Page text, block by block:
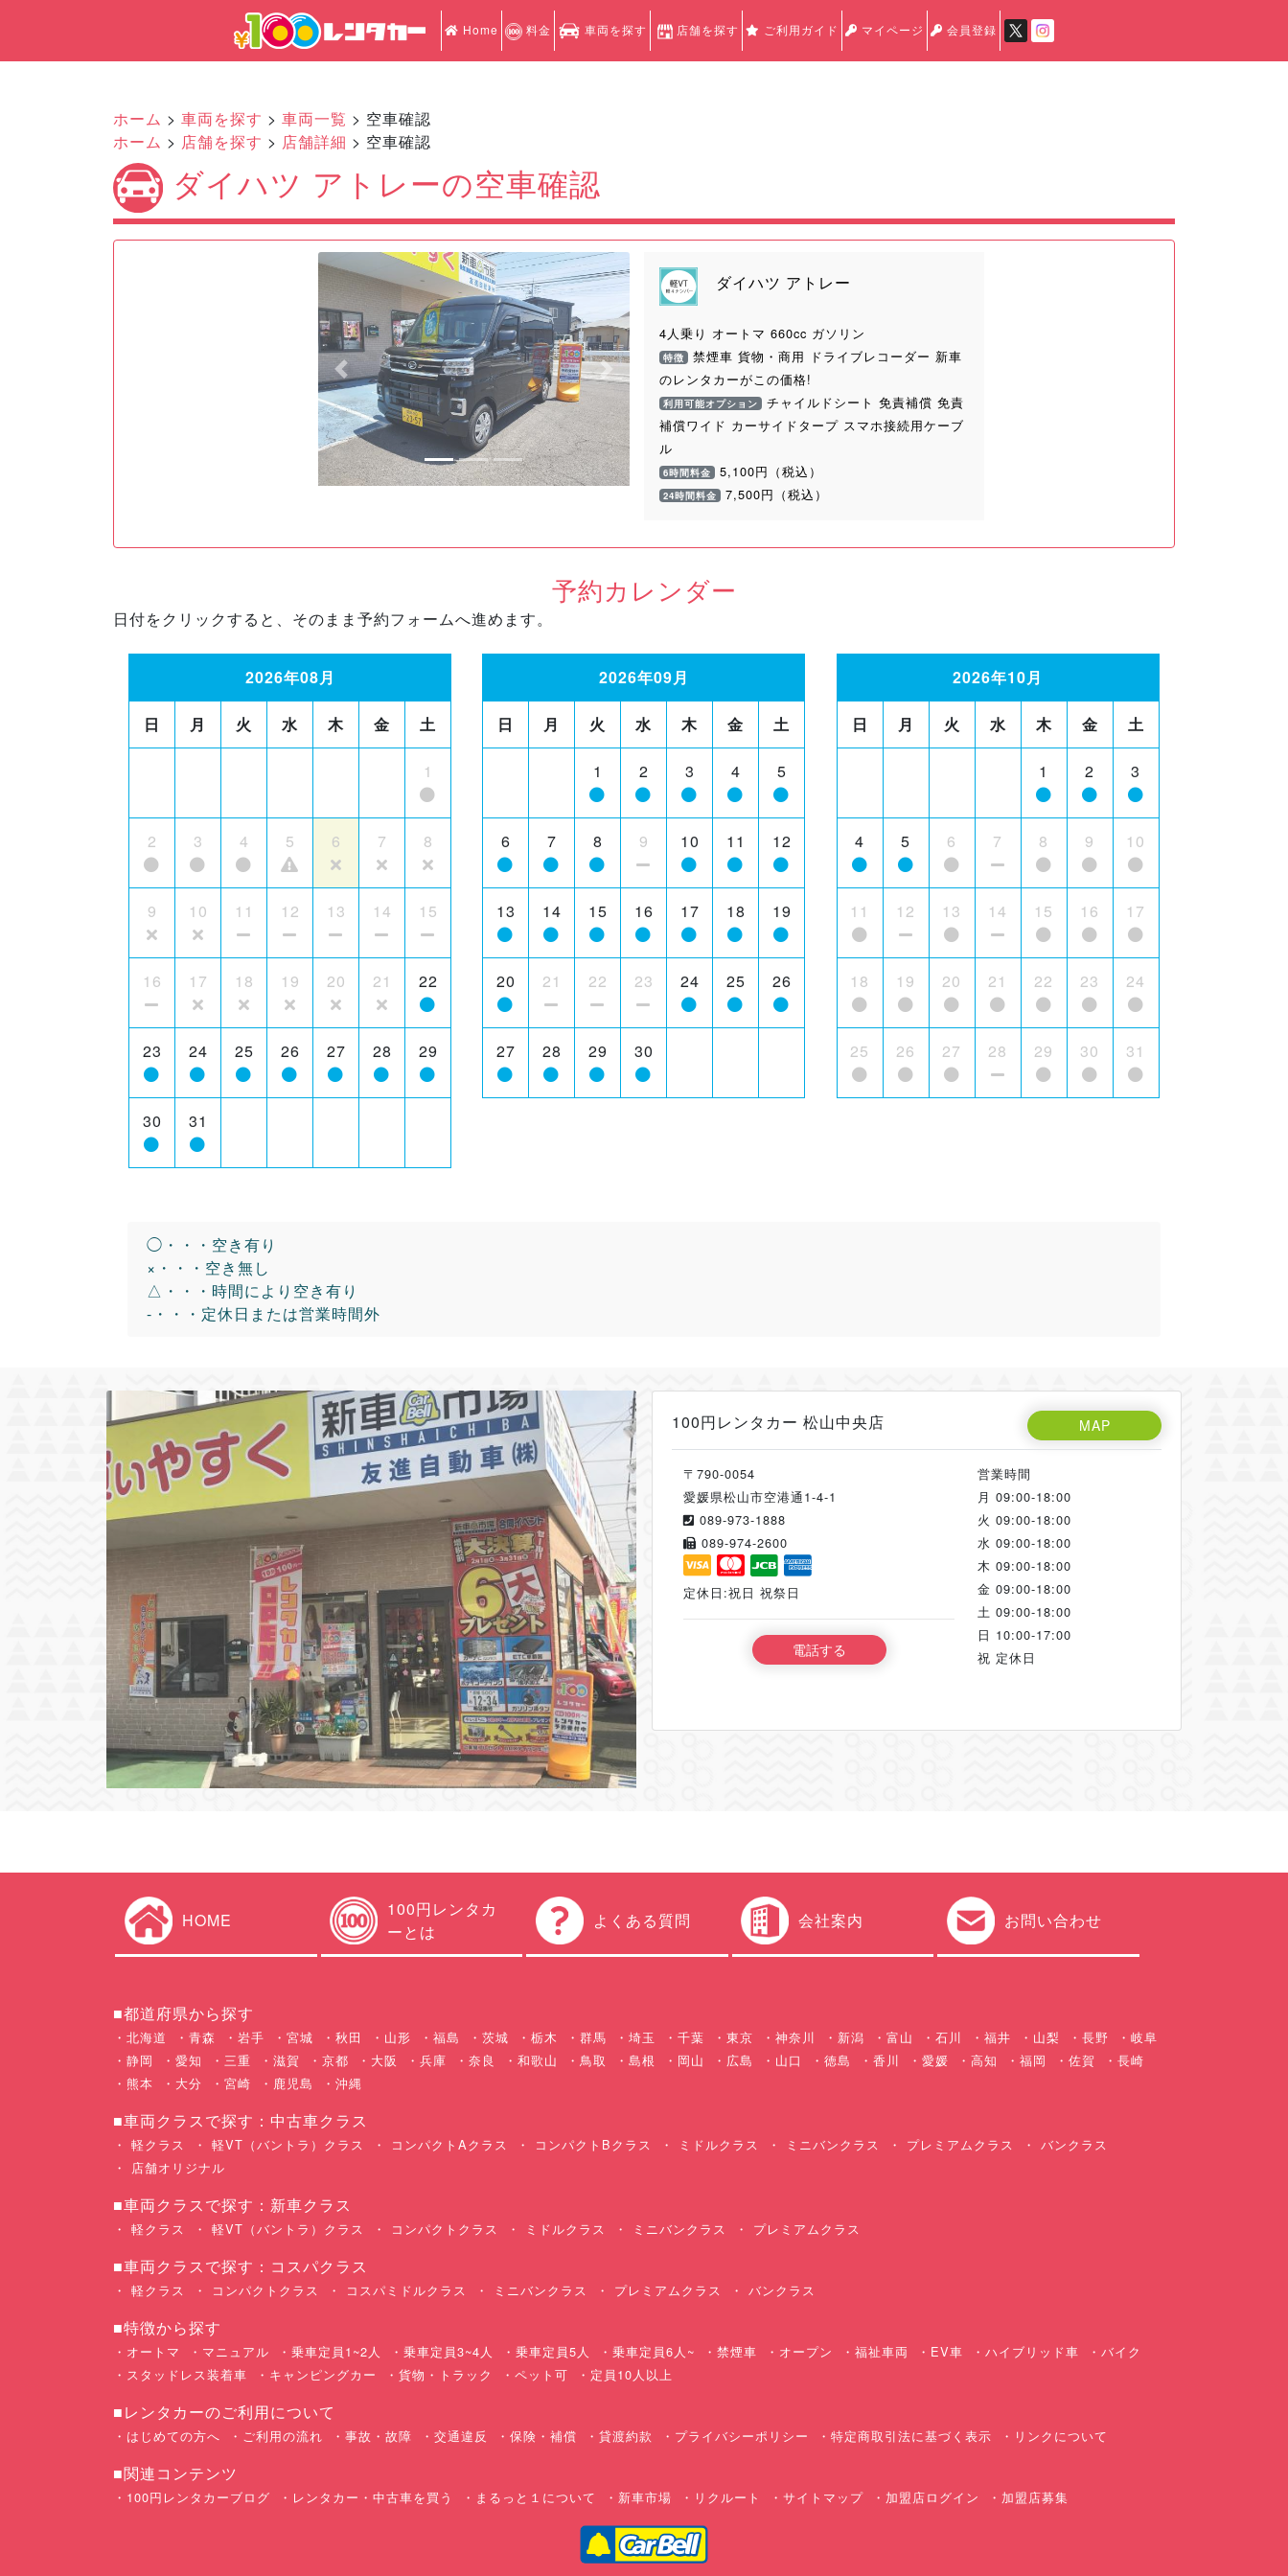
Home 料金 車両を探す 店舗を探す ご利用ガイド マイページ 会員登録
ホーム > 車両を探す > 車両一覧 > 空車確認
ホーム > 店舗を探す > 店舗詳細 > 空車確認
ダイハツ アトレーの空車確認
Previous Next
ダイハツ アトレー
4人乗り オートマ 660cc ガソリン
特徴 禁煙車 貨物・商用 ドライブレコーダー 新車
のレンタカーがこの価格!
利用可能オプション チャイルドシート 免責補償 免責
補償ワイド カーサイドタープ スマホ接続用ケーブ
ル
6時間料金 5,100円（税込）
24時間料金 7,500円（税込）
予約カレンダー
日付をクリックすると、そのまま予約フォームへ進めます。
2026年08月
日 月 火 水 木 金 土
1
2 3 4 5 6 7 8
9 10 11 12 13 14 15
16 17 18 19 20 21 22
23 24 25 26 27 28 29
30 31
2026年09月
日 月 火 水 木 金 土
1 2 3 4 5
6 7 8 9 10 11 12
13 14 15 16 17 18 19
20 21 22 23 24 25 26
27 28 29 30
2026年10月
日 月 火 水 木 金 土
1 2 3
4 5 6 7 8 9 10
11 12 13 14 15 16 17
18 19 20 21 22 23 24
25 26 27 28 29 30 31
◯・・・空き有り
×・・・空き無し
△・・・時間により空き有り
-・・・定休日または営業時間外
100円レンタカー 松山中央店 MAP
〒790-0054
愛媛県松山市空港通1-4-1
089-973-1888
089-974-2600
定休日:祝日 祝祭日
電話する
営業時間
月 09:00-18:00
火 09:00-18:00
水 09:00-18:00
木 09:00-18:00
金 09:00-18:00
土 09:00-18:00
日 10:00-17:00
祝 定休日
HOME
100円レンタカ
ーとは
よくある質問 会社案内 お問い合わせ
■都道府県から探す
北海道 青森 岩手 宮城 秋田 山形 福島 茨城 栃木 群馬 埼玉 千葉 東京 神奈川 新潟 富山 石川 福井 山梨 長野
岐阜
静岡
愛知 三重 滋賀 京都 大阪 兵庫 奈良 和歌山 鳥取 島根 岡山 広島 山口 徳島 香川 愛媛 高知 福岡 佐賀
長崎
熊本
大分 宮崎 鹿児島 沖縄
■車両クラスで探す：中古車クラス
軽クラス 軽VT（バントラ）クラス コンパクトAクラス コンパクトBクラス ミドルクラス ミニバンクラス プレミアムクラス
バンクラス
店舗オリジナル
■車両クラスで探す：新車クラス
軽クラス 軽VT（バントラ）クラス コンパクトクラス ミドルクラス ミニバンクラス プレミアムクラス
■車両クラスで探す：コスパクラス
軽クラス コンパクトクラス コスパミドルクラス ミニバンクラス プレミアムクラス バンクラス
■特徴から探す
オートマ マニュアル 乗車定員1~2人 乗車定員3~4人 乗車定員5人 乗車定員6人~ 禁煙車 オープン 福祉車両 EV車 ハイブリッド車
バイク
スタッドレス装着車
キャンピングカー 貨物・トラック ペット可 定員10人以上
■レンタカーのご利用について
はじめての方へ ご利用の流れ 事故・故障 交通違反 保険・補償 貸渡約款 プライバシーポリシー 特定商取引法に基づく表示 リンクについて
■関連コンテンツ
100円レンタカーブログ レンタカー・中古車を買う まるっと１について 新車市場 リクルート サイトマップ 加盟店ログイン 加盟店募集